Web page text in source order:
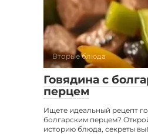
Вторые блюда
Говядина с
перцем
Ищете идеальный рецепт
болгарским перцем?
историю блюда, секреты